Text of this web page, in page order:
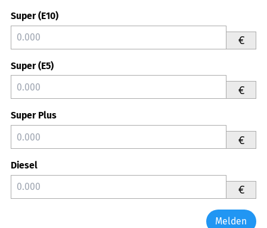
Super (E10)
€
Super (E5)
€
Super Plus
€
Diesel
€
Melden